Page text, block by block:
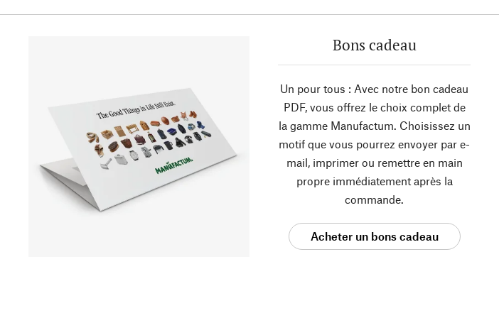
Bons cadeau
Un pour tous : Avec notre bon cadeau
PDF, vous offrez le choix complet de
la gamme Manufactum. Choisissez un
motif que vous pourrez envoyer par e-
mail, imprimer ou remettre en main
propre immédiatement après la
commande.
Acheter un bons cadeau